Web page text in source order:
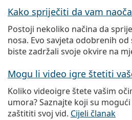
Kako spriječiti da vam
Postoji nekoliko načina da
nosa. Evo savjeta odobrenih
biste zadržali svoje okvire na
Mogu li video igre štetiti
Koliko videoigre štete vašim
umora? Saznajte koji su
zaštititi svoj vid. Cijeli članak